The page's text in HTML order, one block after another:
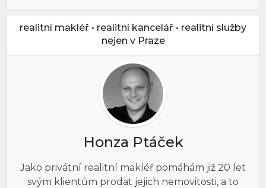
realitní makléř • realitní kancelář • realitní služby
nejen v Praze
Honza Ptáček
Jako privátní realitní makléř pomáhám již 20 let
svým klientům prodat jejich nemovitosti, a to